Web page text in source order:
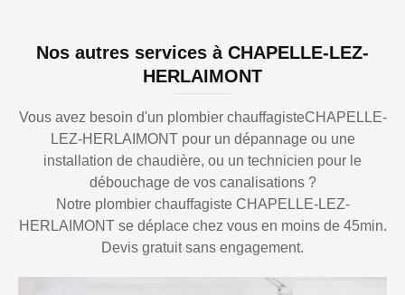
Nos autres services à CHAPELLE-LEZ-
HERLAIMONT
Vous avez besoin d'un plombier chauffagisteCHAPELLE-
LEZ-HERLAIMONT pour un dépannage ou une
installation de chaudière, ou un technicien pour le
débouchage de vos canalisations ?
Notre plombier chauffagiste CHAPELLE-LEZ-
HERLAIMONT se déplace chez vous en moins de 45min.
Devis gratuit sans engagement.